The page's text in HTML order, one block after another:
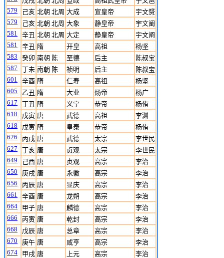
579
己亥 北朝 北周 大成 宣皇帝
宇文赟
579
己亥 北朝 北周 大象 静皇帝
宇文阐
581
辛丑 北朝 北周 大定 静皇帝
宇文阐
581
辛丑 隋 开皇 高祖
杨坚
583
癸卯 南朝 陈 至德 后主
陈叔宝
587
丁未 南朝 陈 祯明 后主
陈叔宝
601
辛酉 隋 仁寿 高祖
杨坚
605
乙丑 隋 大业 炀帝
杨广
617
丁丑 隋 义宁 恭帝
杨侑
618
戊寅 唐 武德 高祖
李渊
618
戊寅 隋 皇泰 恭帝
杨侑
626
丙戌 唐 武德 太宗
李世民
627
丁亥 唐 贞观 太宗
李世民
649
己酉 唐 贞观 高宗
李治
650
庚戌 唐 永徽 高宗
李治
656
丙辰 唐 显庆 高宗
李治
661
辛酉 唐 龙朔 高宗
李治
664
甲子 唐 麟德 高宗
李治
666
丙寅 唐 乾封 高宗
李治
668
戊辰 唐 总章 高宗
李治
670
庚午 唐 咸亨 高宗
李治
674
甲戌 唐 上元 高宗
李治